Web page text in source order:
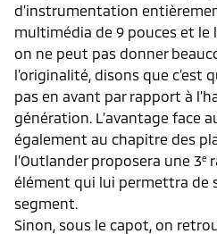
d’instrumentation
multimédia de 9 pouces et le
on ne peut pas donner
l’originalité, disons que c’est
pas en avant par rapport à
génération. L’avantage face
également au chapitre des
l’Outlander proposera une 3e
élément qui lui permettra de
segment.
Sinon, sous le capot, on